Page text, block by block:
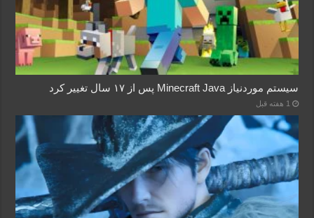
سیستم موردنیاز Minecraft Java پس از ۱۷ سال تغییر کرد
1 هفته قبل